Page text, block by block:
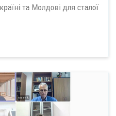
та Молдові для сталої